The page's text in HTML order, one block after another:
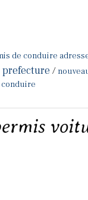
de conduire
/
conduire